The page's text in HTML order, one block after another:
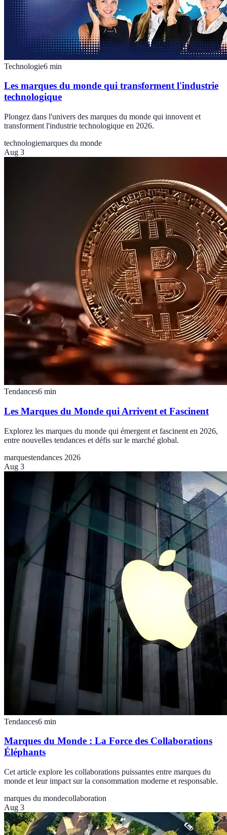
Technologie6 min
Les marques du monde qui transforment l'industrie
technologique
Plongez dans l'univers des marques du monde qui innovent et
transforment l'industrie technologique en 2026.
technologiemarques du monde
Aug 3
Tendances6 min
Les Marques du Monde qui Arrivent et Fascinent
Explorez les marques du monde qui émergent et fascinent en 2026,
entre nouvelles tendances et défis sur le marché global.
marquestendances 2026
Aug 3
Tendances6 min
Marques du Monde : La Force des Collaborations
Éléphants
Cet article explore les collaborations puissantes entre marques du
monde et leur impact sur la consommation moderne et responsable.
marques du mondecollaboration
Aug 3